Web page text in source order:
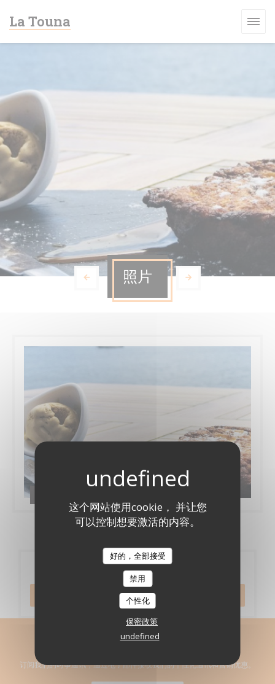
这个网站使用cookie， 并让您
可以控制想要激活的内容。
好的，全部接受
禁用
个性化
保密政策
undefined
La Touna
照片
预订
预订餐位
了解最新信息
订阅我们的时事通讯，通过电子邮件接收我们的个性化通讯和营销优惠。